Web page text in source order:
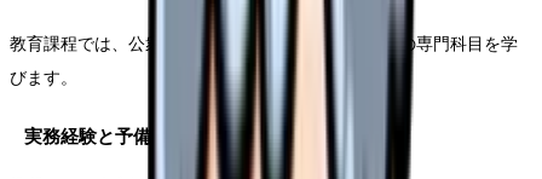
教育課程では、公衆衛生学や疫学、保健統計学などの専門科目を学
びます。
実務経験と予備知識